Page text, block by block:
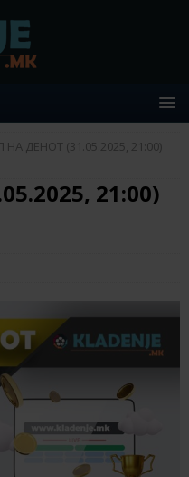
НА ДЕНОТ (31.05.2025, 21:00)
21:00)